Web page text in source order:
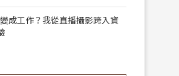
成工作？我從直播攝影跨入資